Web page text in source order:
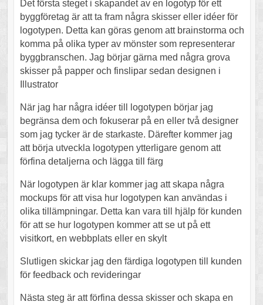
Det första steget i skapandet av en logotyp för ett
byggföretag är att ta fram några skisser eller idéer för
logotypen. Detta kan göras genom att brainstorma och
komma på olika typer av mönster som representerar
byggbranschen. Jag börjar gärna med några grova
skisser på papper och finslipar sedan designen i
Illustrator
När jag har några idéer till logotypen börjar jag
begränsa dem och fokuserar på en eller två designer
som jag tycker är de starkaste. Därefter kommer jag
att börja utveckla logotypen ytterligare genom att
förfina detaljerna och lägga till färg
När logotypen är klar kommer jag att skapa några
mockups för att visa hur logotypen kan användas i
olika tillämpningar. Detta kan vara till hjälp för kunden
för att se hur logotypen kommer att se ut på ett
visitkort, en webbplats eller en skylt
Slutligen skickar jag den färdiga logotypen till kunden
för feedback och revideringar
Nästa steg är att förfina dessa skisser och skapa en